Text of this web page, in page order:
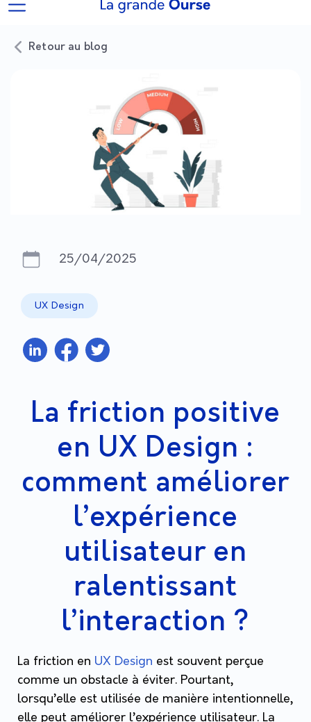
Retour au blog
25/04/2025
UX Design
La friction positive
en UX Design :
comment améliorer
l’expérience
utilisateur en
ralentissant
l’interaction ?
La friction en UX Design est souvent perçue
comme un obstacle à éviter. Pourtant,
lorsqu’elle est utilisée de manière intentionnelle,
elle peut améliorer l’expérience utilisateur. La